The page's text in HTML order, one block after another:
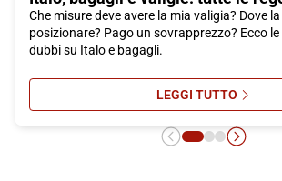
Che misure deve avere la mia valigia? Dove
posizionare? Pago un sovrapprezzo? Ecco
dubbi su Italo e bagagli.
LEGGI TUTTO
SU ITALO,